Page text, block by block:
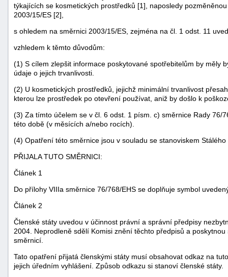
týkajících se kosmetických prostředků [1], naposledy
2003/15/ES [2],
s ohledem na směrnici 2003/15/ES, zejména na čl. 1 odst. 11
vzhledem k těmto důvodům:
(1) S cílem zlepšit informace poskytované spotřebitelům by měly
údaje o jejich trvanlivosti.
(2) U kosmetických prostředků, jejichž minimální trvanlivost
kterou lze prostředek po otevření používat, aniž by došlo k
(3) Za tímto účelem se v čl. 6 odst. 1 písm. c) směrnice Rady 76/
této době (v měsících a/nebo rocích).
(4) Opatření této směrnice jsou v souladu se stanoviskem
PŘIJALA TUTO SMĚRNICI:
Článek 1
Do přílohy VIIIa směrnice 76/768/EHS se doplňuje symbol
Článek 2
Členské státy uvedou v účinnost právní a správní předpisy
2004. Neprodleně sdělí Komisi znění těchto předpisů a
směrnicí.
Tato opatření přijatá členskými státy musí obsahovat odkaz na
jejich úředním vyhlášení. Způsob odkazu si stanoví členské státy.